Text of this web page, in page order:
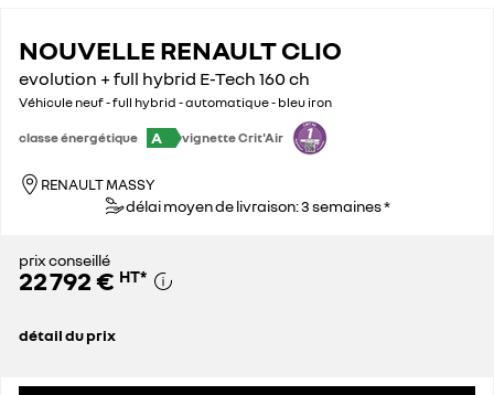
NOUVELLE RENAULT CLIO
evolution + full hybrid E-Tech 160 ch
Véhicule neuf - full hybrid - automatique - bleu iron
classe énergétique A vignette Crit'Air
RENAULT MASSY
délai moyen de livraison: 3 semaines *
prix conseillé
22 792 € HT*
détail du prix